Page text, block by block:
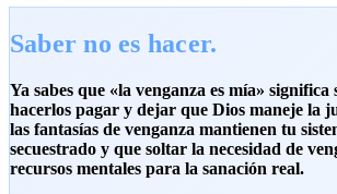
Saber no es hacer.
Ya sabes que «la venganza es mía»
hacerlos pagar y dejar que Dios maneje la
las fantasías de venganza mantienen tu
secuestrado y que soltar la necesidad de
recursos mentales para la sanación real.